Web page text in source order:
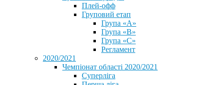
Плей-офф
Груповий етап
Група «А»
Група «B»
Група «C»
Регламент
2020/2021
Чемпіонат області 2020/2021
Суперліга